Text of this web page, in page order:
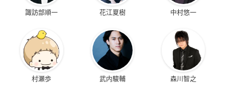
諏訪部順一 花江夏樹 中村悠一
村瀬歩 武内駿輔 森川智之